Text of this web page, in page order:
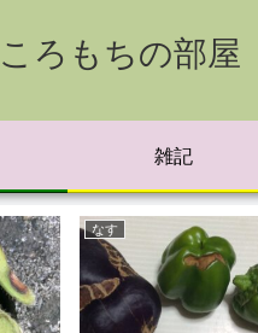
ろもちの部屋
雑記
なす